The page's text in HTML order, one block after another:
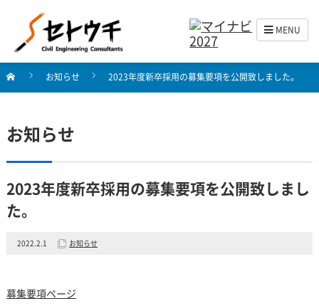
MENU
お知らせ 2023年度新卒採用の募集要項を公開致しました。
お知らせ
2023年度新卒採用の募集要項を公開致しまし
た。
2022.2.1 お知らせ
募集要項ページ